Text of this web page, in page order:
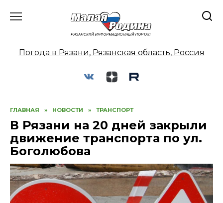
Погода в Рязани, Рязанская область, Россия
ГЛАВНАЯ » НОВОСТИ » ТРАНСПОРТ
В Рязани на 20 дней закрыли
движение транспорта по ул.
Боголюбова